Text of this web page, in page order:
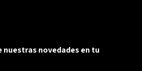
nuestras novedades en tu